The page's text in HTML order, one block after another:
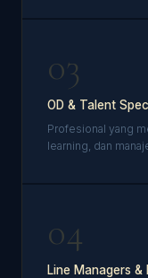
03
OD & Talent
Profesional yang
learning, dan
04
Line Managers &